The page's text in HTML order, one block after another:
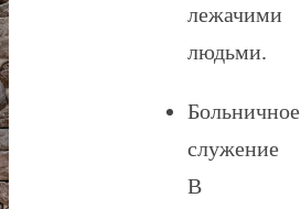
лежачими
людьми.
Больничное
служение
В